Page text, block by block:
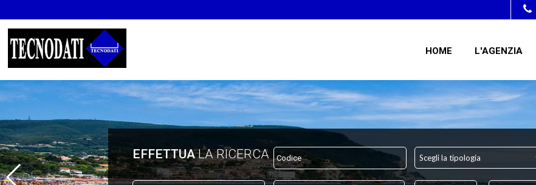
HOME L'AGENZIA
EFFETTUALA RICERCA Scegli la tipologia